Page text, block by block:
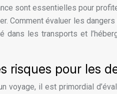
sont essentielles pour
Comment évaluer les
dans les transports et
risques pour les
voyage, il est primordial